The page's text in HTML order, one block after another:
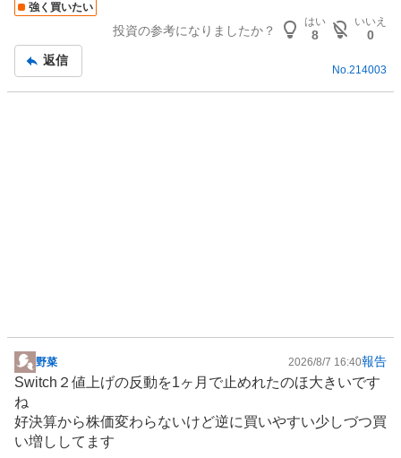
強く買いたい
投資の参考になりましたか？
はい
8
いいえ
0
返信
No. 214003
掲
示
板
記
事
野菜 2026/8/7 16:40報告
Switch２値上げの反動を1ヶ月で止めれたのほ大きいです
ね
好決算から株価変わらないけど逆に買いやすい少しづつ買
い増ししてます